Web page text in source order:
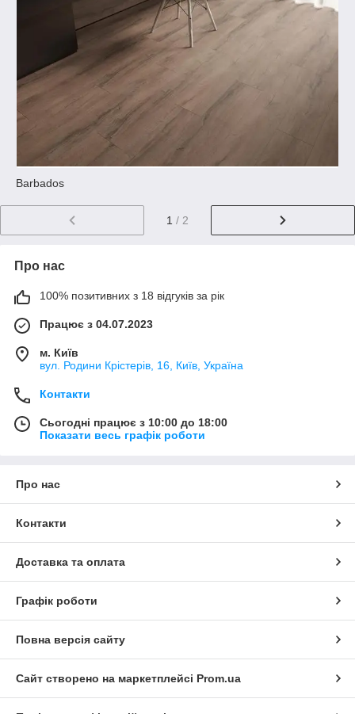
Barbados
1 / 2
Про нас
100% позитивних з 18 відгуків за рік
Працює з 04.07.2023
м. Київ
вул. Родини Крістерів, 16, Київ, Україна
Контакти
Сьогодні працює з 10:00 до 18:00
Показати весь графік роботи
Про нас
Контакти
Доставка та оплата
Графік роботи
Повна версія сайту
Сайт створено на маркетплейсі Prom.ua